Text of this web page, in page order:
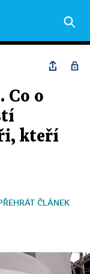
Co o
kteří
ČLÁNEK